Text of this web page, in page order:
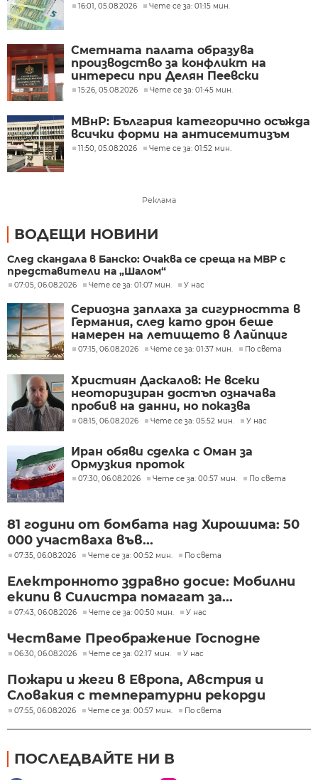
16:01, 05.08.2026 Чете се за: 01:15 мин.
Сметната палата образува
производство за конфликт на
интереси при Делян Пеевски
15:26, 05.08.2026 Чете се за: 01:45 мин.
МВнР: България категорично осъжда
всички форми на антисемитизъм
11:50, 05.08.2026 Чете се за: 01:52 мин.
Реклама
ВОДЕЩИ НОВИНИ
След скандала в Банско: Очаква се среща на МВР с
представители на „Шалом“
07:05, 06.08.2026 Чете се за: 01:07 мин. У нас
Сериозна заплаха за сигурността в
Германия, след като дрон беше
намерен на летището в Лайпциг
07:15, 06.08.2026 Чете се за: 01:37 мин. По света
Християн Даскалов: Не всеки
неоторизиран достъп означава
пробив на данни, но показва
сериозни пропуски в
08:15, 06.08.2026 Чете се за: 05:52 мин. У нас
Иран обяви сделка с Оман за
Ормузкия проток
07:30, 06.08.2026 Чете се за: 00:57 мин. По света
81 години от бомбата над Хирошима: 50
000 участваха във...
07:35, 06.08.2026 Чете се за: 00:52 мин. По света
Електронното здравно досие: Мобилни
екипи в Силистра помагат за...
07:43, 06.08.2026 Чете се за: 00:50 мин. У нас
Честваме Преображение Господне
06:30, 06.08.2026 Чете се за: 02:17 мин. У нас
Пожари и жеги в Европа, Австрия и
Словакия с температурни рекорди
07:55, 06.08.2026 Чете се за: 00:57 мин. По света
ПОСЛЕДВАЙТЕ НИ В